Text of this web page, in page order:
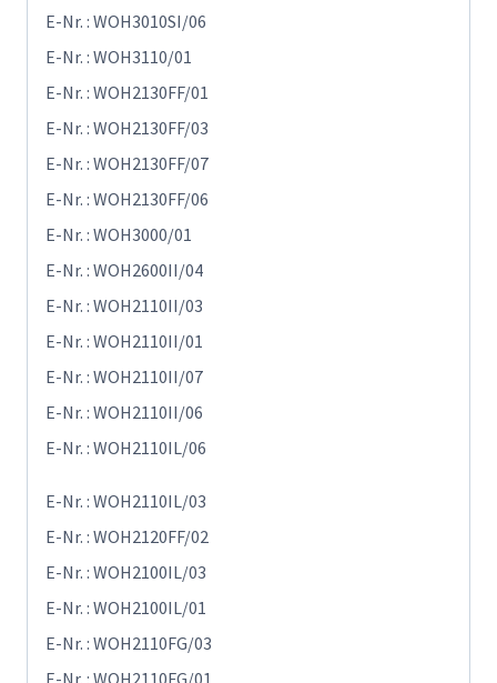
E-Nr. : WOH3010SI/06
E-Nr. : WOH3110/01
E-Nr. : WOH2130FF/01
E-Nr. : WOH2130FF/03
E-Nr. : WOH2130FF/07
E-Nr. : WOH2130FF/06
E-Nr. : WOH3000/01
E-Nr. : WOH2600II/04
E-Nr. : WOH2110II/03
E-Nr. : WOH2110II/01
E-Nr. : WOH2110II/07
E-Nr. : WOH2110II/06
E-Nr. : WOH2110IL/06
E-Nr. : WOH2110IL/03
E-Nr. : WOH2120FF/02
E-Nr. : WOH2100IL/03
E-Nr. : WOH2100IL/01
E-Nr. : WOH2110FG/03
E-Nr. : WOH2110FG/01